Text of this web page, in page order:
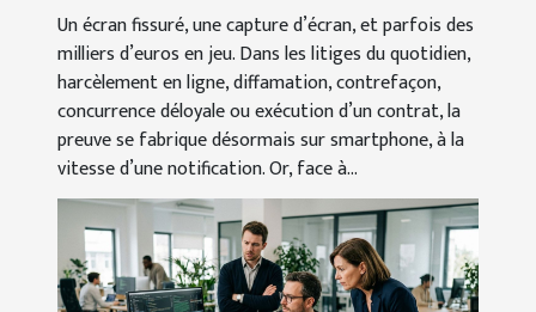
Un écran fissuré, une capture d’écran, et parfois des
milliers d’euros en jeu. Dans les litiges du quotidien,
harcèlement en ligne, diffamation, contrefaçon,
concurrence déloyale ou exécution d’un contrat, la
preuve se fabrique désormais sur smartphone, à la
vitesse d’une notification. Or, face à...